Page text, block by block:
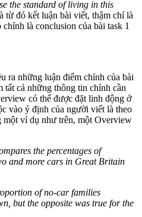
the standard of living in this
từ đó kết luận bài viết, thậm chí là
là conclusion của bài task 1
ra những luận điểm chính của bài
tất cả những thông tin chính cần
có thể được đặt linh động ở
vào ý định của người viết là theo
ví dụ như trên, một Overview
the percentages of
and more cars in Great Britain
of no-car families
but the opposite was true for the